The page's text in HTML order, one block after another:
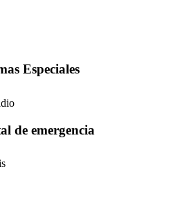
Especiales
de emergencia